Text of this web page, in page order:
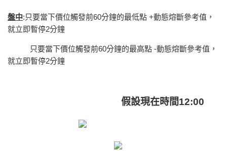
盤中:只要當下價位觸發前60分鐘的最低點 +動態熔斷參考值 ，
就立即暫停2分鐘
只要當下價位觸發前60分鐘的最高點 -動態熔斷參考值 ，
就立即暫停2分鐘
假設現在時間12:00